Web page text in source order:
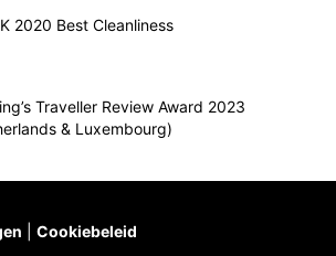
2020 Best Cleanliness
Traveller Review Award 2023
& Luxembourg)
Cookiebeleid